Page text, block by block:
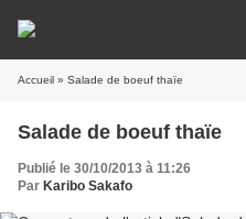
Accueil » Salade de boeuf thaïe
Salade de boeuf thaïe
Publié le 30/10/2013 à 11:26
Par Karibo Sakafo